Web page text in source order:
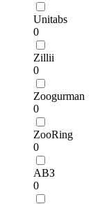
Unitabs
0
Zillii
0
Zoogurman
0
ZooRing
0
АВЗ
0